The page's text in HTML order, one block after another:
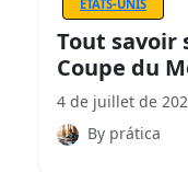
ÉTATS-UNIS
Tout savoir
Coupe du
4 de juillet de
By prática